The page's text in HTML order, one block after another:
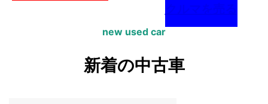
カーツリーとは？
個人もプロも自由に中古車を売買できる新しいプラット
new used car
新着の中古車